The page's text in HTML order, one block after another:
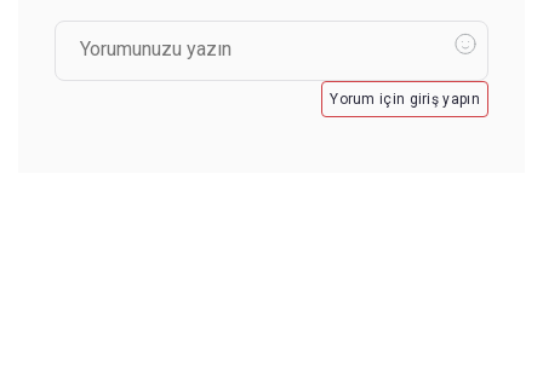
Yorum için giriş yapın